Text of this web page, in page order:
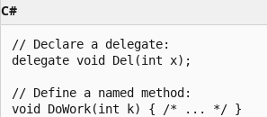
C#
// Declare a delegate:
delegate void Del(int x);
// Define a named method:
void DoWork(int k) { /* ... */ }